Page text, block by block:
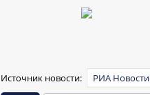
Источник новости:
РИА Новости